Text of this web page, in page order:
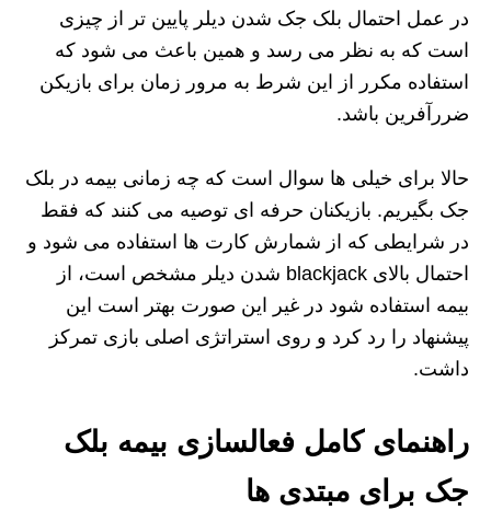
در عمل احتمال بلک جک شدن دیلر پایین تر از چیزی
است که به نظر می رسد و همین باعث می شود که
استفاده مکرر از این شرط به مرور زمان برای بازیکن
ضررآفرین باشد.
حالا برای خیلی ها سوال است که چه زمانی بیمه در بلک
جک بگیریم. بازیکنان حرفه ای توصیه می کنند که فقط
در شرایطی که از شمارش کارت ها استفاده می شود و
احتمال بالای blackjack شدن دیلر مشخص است، از
بیمه استفاده شود در غیر این صورت بهتر است این
پیشنهاد را رد کرد و روی استراتژی اصلی بازی تمرکز
داشت.
راهنمای کامل فعالسازی بیمه بلک
جک برای مبتدی‌ ها